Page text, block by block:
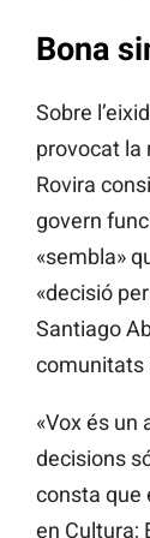
Bona
Sobre
provocat la
Rovira
govern
«sembla»
«decisió
Santiago
comunitats
«Vox és un
decisions
consta que
en Cultura;